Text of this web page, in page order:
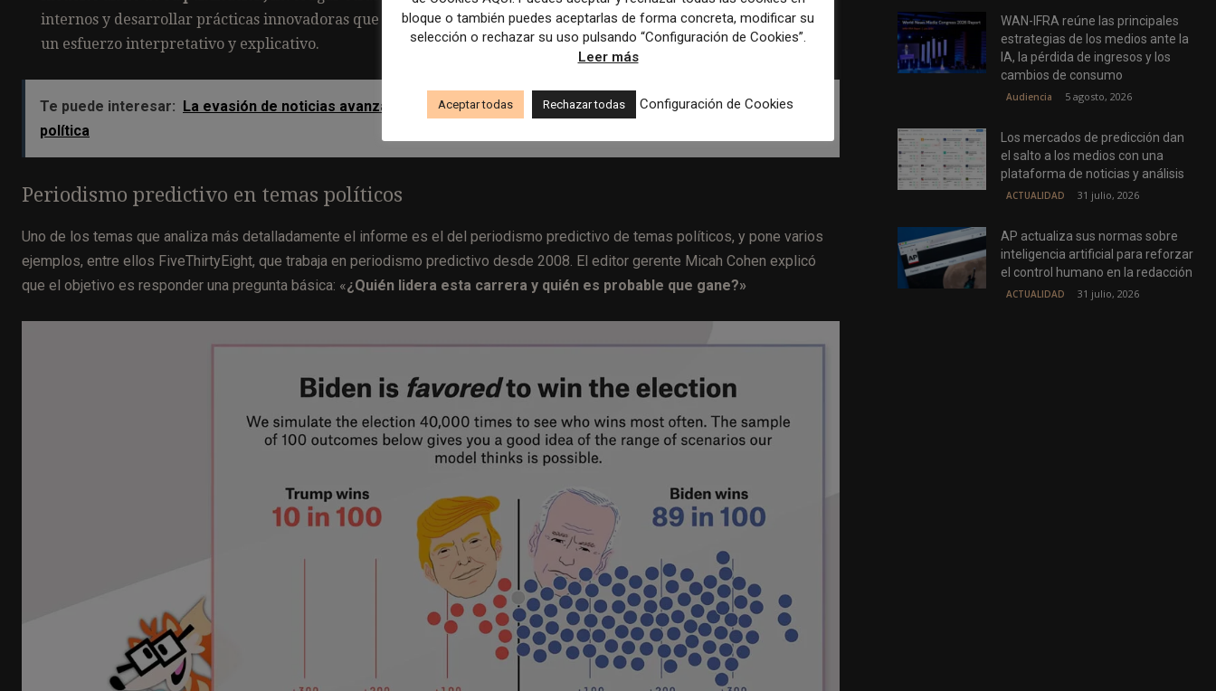
internos y desarrollar prácticas innovadoras que aprovechen las predicciones de manera efectiva. como parte de
un esfuerzo interpretativo y explicativo.
Te puede interesar: La evasión de noticias avanza entre jóvenes y sectores vulnerables y agrava la desconexión
política
Periodismo predictivo en temas políticos
Uno de los temas que analiza más detalladamente el informe es el del periodismo predictivo de temas políticos, y pone varios
ejemplos, entre ellos FiveThirtyEight, que trabaja en periodismo predictivo desde 2008. El editor gerente Micah Cohen explicó
que el objetivo es responder una pregunta básica: «¿Quién lidera esta carrera y quién es probable que gane?»
WAN-IFRA reúne las principales
estrategias de los medios ante la
IA, la pérdida de ingresos y los
cambios de consumo
Audiencia 5 agosto, 2026
Los mercados de predicción dan
el salto a los medios con una
plataforma de noticias y análisis
ACTUALIDAD 31 julio, 2026
AP actualiza sus normas sobre
inteligencia artificial para reforzar
el control humano en la redacción
ACTUALIDAD 31 julio, 2026
bloque o también puedes aceptarlas de forma concreta, modificar su
selección o rechazar su uso pulsando “Configuración de Cookies”.
Leer más
Aceptar todas Rechazar todas Configuración de Cookies